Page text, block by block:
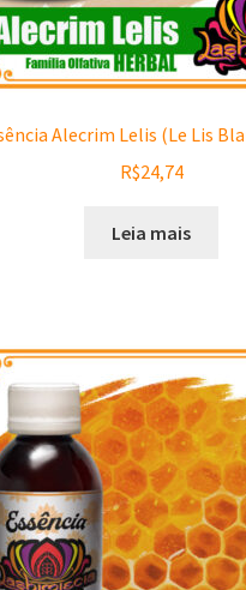
Alecrim Lelis (Le Lis
R$24,74
Leia mais